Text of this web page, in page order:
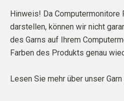
Hinweis! Da Computermonitore
darstellen, können wir nicht
des Garns auf Ihrem
Farben des Produkts genau
Lesen Sie mehr über unser Garn